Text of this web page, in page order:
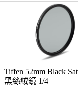
Tiffen 52mm Black
黑絲絨鏡 1/4